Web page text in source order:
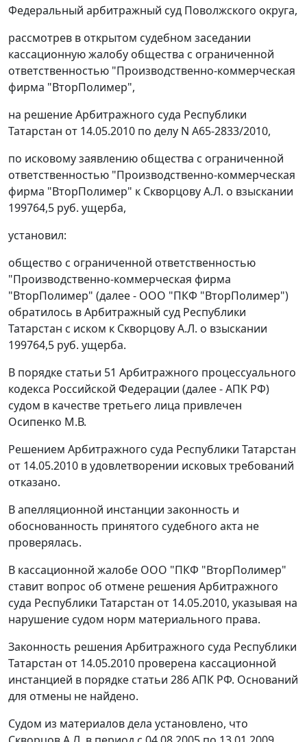
Федеральный арбитражный суд Поволжского округа,
рассмотрев в открытом судебном заседании
кассационную жалобу общества с ограниченной
ответственностью "Производственно-коммерческая
фирма "ВторПолимер",
на решение Арбитражного суда Республики
Татарстан от 14.05.2010 по делу N А65-2833/2010,
по исковому заявлению общества с ограниченной
ответственностью "Производственно-коммерческая
фирма "ВторПолимер" к Скворцову А.Л. о взыскании
199764,5 руб. ущерба,
установил:
общество с ограниченной ответственностью
"Производственно-коммерческая фирма
"ВторПолимер" (далее - ООО "ПКФ "ВторПолимер")
обратилось в Арбитражный суд Республики
Татарстан с иском к Скворцову А.Л. о взыскании
199764,5 руб. ущерба.
В порядке статьи 51 Арбитражного процессуального
кодекса Российской Федерации (далее - АПК РФ)
судом в качестве третьего лица привлечен
Осипенко М.В.
Решением Арбитражного суда Республики Татарстан
от 14.05.2010 в удовлетворении исковых требований
отказано.
В апелляционной инстанции законность и
обоснованность принятого судебного акта не
проверялась.
В кассационной жалобе ООО "ПКФ "ВторПолимер"
ставит вопрос об отмене решения Арбитражного
суда Республики Татарстан от 14.05.2010, указывая на
нарушение судом норм материального права.
Законность решения Арбитражного суда Республики
Татарстан от 14.05.2010 проверена кассационной
инстанцией в порядке статьи 286АПК РФ. Оснований
для отмены не найдено.
Судом из материалов дела установлено, что